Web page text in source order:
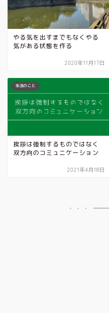
やる気を出すまでもなくやる
気がある状態を作る
2020年11月17日
生活のこと
挨拶は強制するものではなく
双方向のコミュニケーション
2021年4月18日